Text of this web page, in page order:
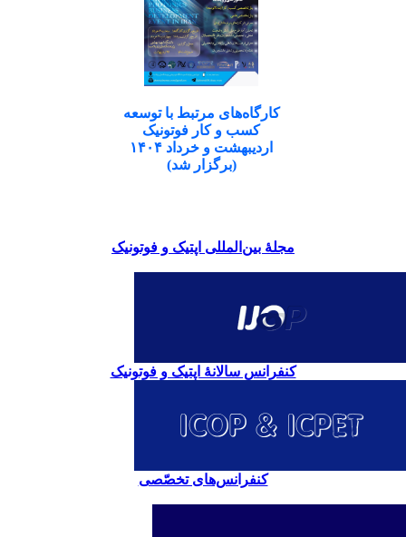
کارگاه‌های مرتبط با توسعه
کسب و کار فوتونیک
اردیبهشت و خرداد ۱۴۰۴
(برگزار شد)
مجلۀ بین‌المللی اپتیک و فوتونیک
کنفرانس سالانۀ اپتیک و فوتونیک
کنفرانس‌های تخصّصی